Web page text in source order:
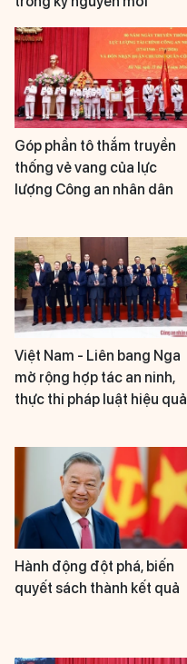
Góp phần tô thắm truyền
thống vẻ vang của lực
lượng Công an nhân dân
Việt Nam - Liên bang Nga
mở rộng hợp tác an ninh,
thực thi pháp luật hiệu quả
Hành động đột phá, biến
quyết sách thành kết quả